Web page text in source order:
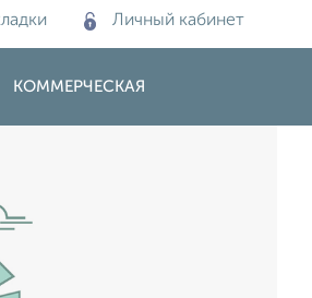
Личный кабинет
КОММЕРЧЕСКАЯ